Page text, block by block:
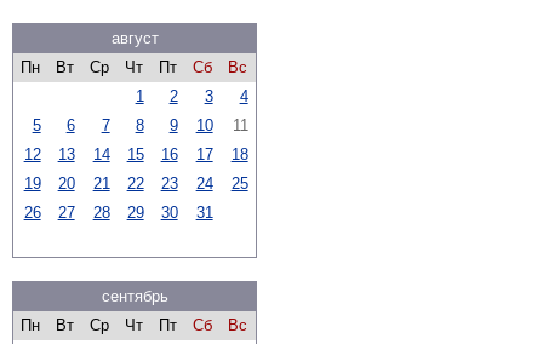
август
Пн
Вт Ср Чт Пт Сб
Вс
1
2 3
4
5
6 7 8 9 10
11
12
13 14 15 16 17
18
19
20 21 22 23 24
25
26
27 28 29 30 31
сентябрь
Пн
Вт Ср Чт Пт Сб
Вс